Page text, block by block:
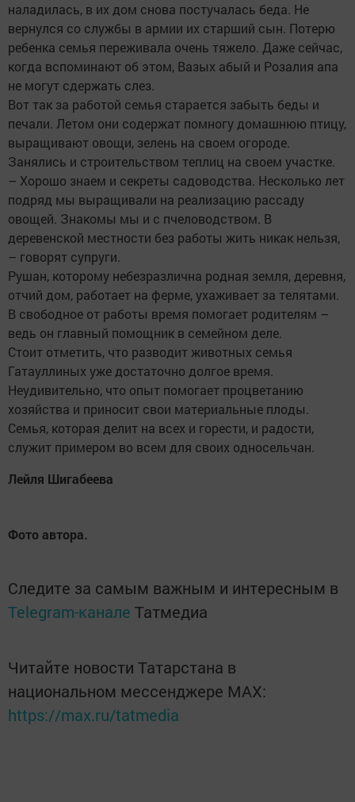
наладилась, в их дом снова постучалась беда. Не
вернулся со службы в армии их старший сын. Потерю
ребенка семья переживала очень тяжело. Даже сейчас,
когда вспоминают об этом, Вазых абый и Розалия апа
не могут сдержать слез.
Вот так за работой семья старается забыть беды и
печали. Летом они содержат помногу домашнюю птицу,
выращивают овощи, зелень на своем огороде.
Занялись и строительством теплиц на своем участке.
– Хорошо знаем и секреты садоводства. Несколько лет
подряд мы выращивали на реализацию рассаду
овощей. Знакомы мы и с пчеловодством. В
деревенской местности без работы жить никак нельзя,
– говорят супруги.
Рушан, которому небезразлична родная земля, деревня,
отчий дом, работает на ферме, ухаживает за телятами.
В свободное от работы время помогает родителям –
ведь он главный помощник в семейном деле.
Стоит отметить, что разводит животных семья
Гатауллиных уже достаточно долгое время.
Неудивительно, что опыт помогает процветанию
хозяйства и приносит свои материальные плоды.
Семья, которая делит на всех и горести, и радости,
служит примером во всем для своих односельчан.
Лейля Шигабеева
Фото автора.
Следите за самым важным и интересным в
Telegram-канале Татмедиа
Читайте новости Татарстана в
национальном мессенджере MАХ:
https://max.ru/tatmedia